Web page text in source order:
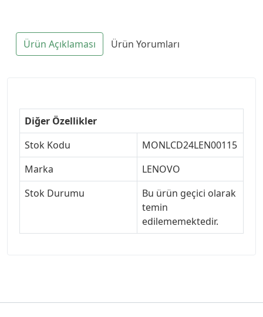
Ürün Açıklaması Ürün Yorumları
Diğer Özellikler
Stok Kodu
MONLCD24LEN00115
Marka
LENOVO
Stok Durumu
Bu ürün geçici olarak
temin
edilememektedir.